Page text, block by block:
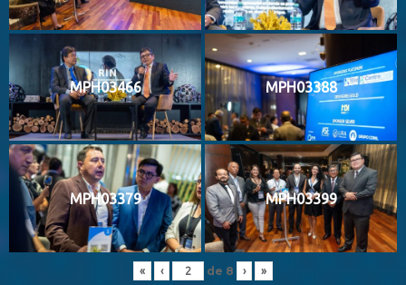
MPH03466 MPH03388
MPH03379 MPH03399
« ‹ de 8 › »